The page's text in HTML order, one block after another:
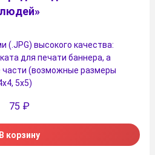
людей»
(.JPG) высокого качества:
для печати баннера, а
части (возможные размеры
5х5)
75 ₽
В корзину